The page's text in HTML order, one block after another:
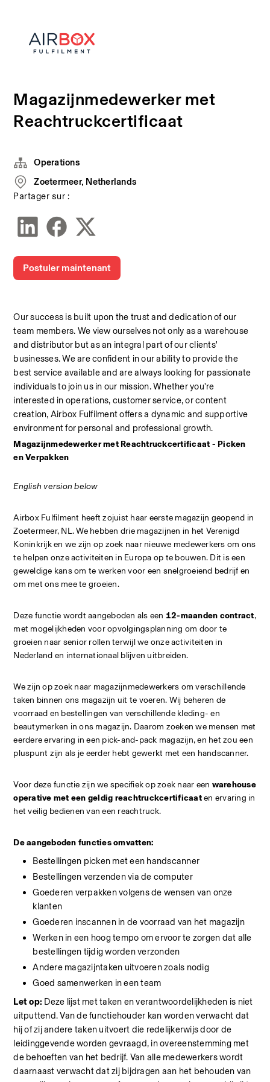
Magazijnmedewerker met
Reachtruckcertificaat
Our success is built upon the trust and dedication of our
team members. We view ourselves not only as a warehouse
and distributor but as an integral part of our clients'
businesses. We are confident in our ability to provide the
best service available and are always looking for passionate
individuals to join us in our mission. Whether you're
interested in operations, customer service, or content
creation, Airbox Fulfilment offers a dynamic and supportive
environment for personal and professional growth.
Magazijnmedewerker met Reachtruckcertificaat - Picken
en Verpakken
English version below
Airbox Fulfilment heeft zojuist haar eerste magazijn geopend in
Zoetermeer, NL. We hebben drie magazijnen in het Verenigd
Koninkrijk en we zijn op zoek naar nieuwe medewerkers om ons
te helpen onze activiteiten in Europa op te bouwen. Dit is een
geweldige kans om te werken voor een snelgroeiend bedrijf en
om met ons mee te groeien.
Deze functie wordt aangeboden als een 12-maanden contract,
met mogelijkheden voor opvolgingsplanning om door te
groeien naar senior rollen terwijl we onze activiteiten in
Nederland en internationaal blijven uitbreiden.
We zijn op zoek naar magazijnmedewerkers om verschillende
taken binnen ons magazijn uit te voeren. Wij beheren de
voorraad en bestellingen van verschillende kleding- en
beautymerken in ons magazijn. Daarom zoeken we mensen met
eerdere ervaring in een pick-and-pack magazijn, en het zou een
pluspunt zijn als je eerder hebt gewerkt met een handscanner.
Voor deze functie zijn we specifiek op zoek naar een warehouse
operative met een geldig reachtruckcertificaat en ervaring in
het veilig bedienen van een reachtruck.
De aangeboden functies omvatten:
Bestellingen picken met een handscanner
Bestellingen verzenden via de computer
Goederen verpakken volgens de wensen van onze
klanten
Goederen inscannen in de voorraad van het magazijn
Werken in een hoog tempo om ervoor te zorgen dat alle
bestellingen tijdig worden verzonden
Andere magazijntaken uitvoeren zoals nodig
Goed samenwerken in een team
Let op: Deze lijst met taken en verantwoordelijkheden is niet
uitputtend. Van de functiehouder kan worden verwacht dat
hij of zij andere taken uitvoert die redelijkerwijs door de
leidinggevende worden gevraagd, in overeenstemming met
de behoeften van het bedrijf. Van alle medewerkers wordt
daarnaast verwacht dat zij bijdragen aan het behouden van
Operations
Zoetermeer, Netherlands
Partager sur :
Postuler maintenant